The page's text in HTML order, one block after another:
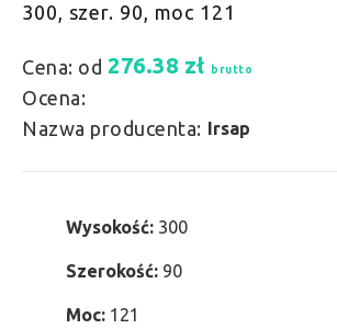
300, szer. 90, moc 121
Cena: od 276.38 zł brutto
Ocena:
Nazwa producenta: Irsap
Wysokość: 300
Szerokość: 90
Moc: 121